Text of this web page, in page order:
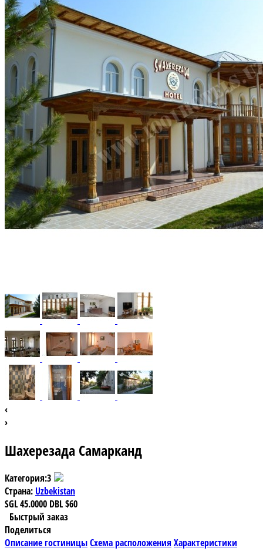
‹
›
Шахерезада Самарканд
Категория:3
Страна: Uzbekistan
SGL45.0000 DBL$60
Быстрый заказ
Поделиться
Описание гостиницыСхема расположения Характеристики